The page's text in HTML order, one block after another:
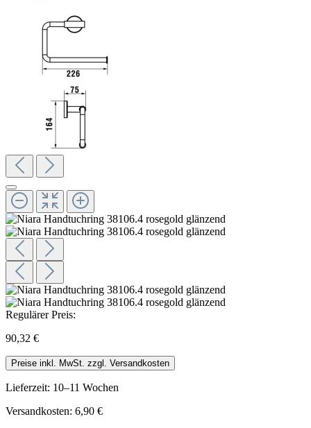
Regulärer Preis:
90,32 €
Preise inkl. MwSt. zzgl. Versandkosten
Lieferzeit: 10–11 Wochen
Versandkosten: 6,90 €